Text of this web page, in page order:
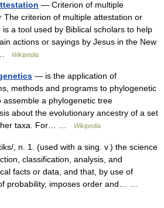
— Criterion of multiple
The criterion of multiple attestation or
a tool used by Biblical scholars to help
actions or sayings by Jesus in the New
…
Wikipedia
— is the application of
methods and programs to phylogenetic
assemble a phylogenetic tree
about the evolutionary ancestry of a set
taxa. For… …
Wikipedia
, n. 1. (used with a sing. v.) the science
classification, analysis, and
facts or data, and that, by use of
probability, imposes order and… …